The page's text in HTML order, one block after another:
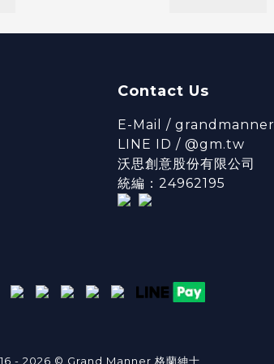
Contact Us
E-Mail /
LINE ID / @gm.tw
沃思創意股份有限公司
統編：24962195
- 2026 © Grand Manner 格蘭紳士